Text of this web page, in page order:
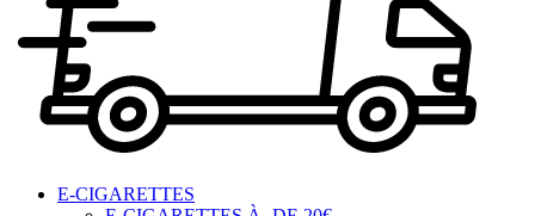
E-CIGARETTES